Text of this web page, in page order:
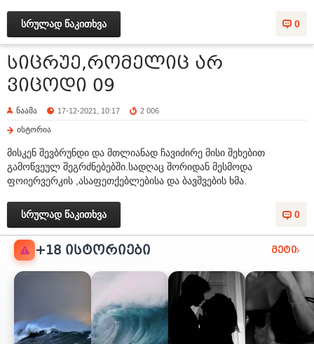
0
სრულად წაკითხვა
სიცრუე,რომელიც არ
ვიცოდი 09
ნაამა 17-12-2021, 10:17 2 006
ისტორია
მისკენ შევბრუნდი და მთლიანად ჩავიძირე მისი შეხებით
გამოწვეულ შეგრძნებებში.სადღაც შორიდან მესმოდა
ფოიერვერკის ,ასაფეთქებლებისა და ბავშვების ხმა.
0
სრულად წაკითხვა
+18 ᲘᲡᲢᲝᲠᲘᲔᲑᲘ მეტი